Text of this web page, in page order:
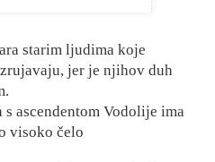
starim ljudima koje
jer je njihov duh
ascendentom Vodolije ima
visoko čelo